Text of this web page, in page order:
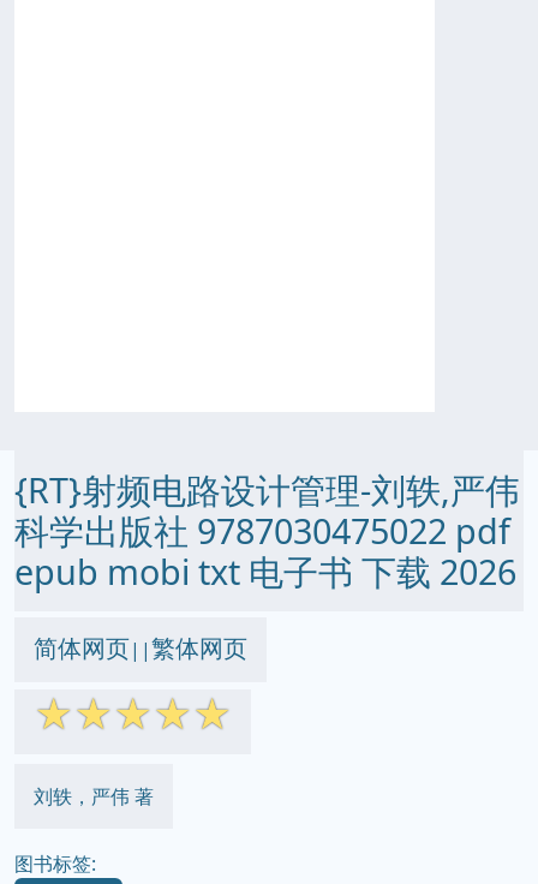
{RT}射频电路设计管理-刘轶,严伟
科学出版社 9787030475022 pdf
epub mobi txt 电子书 下载 2026
简体网页||繁体网页
☆☆☆☆☆
刘轶，严伟 著
图书标签: